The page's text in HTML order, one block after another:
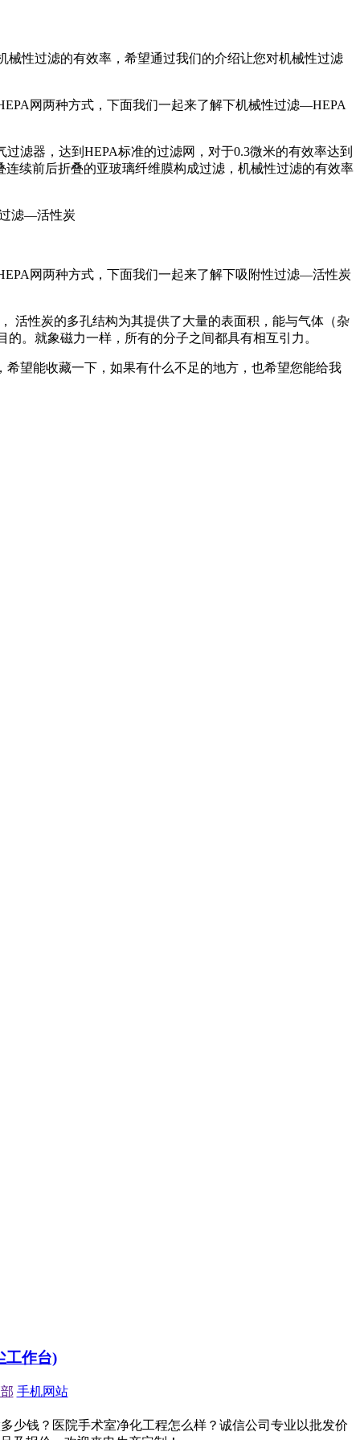
性过滤的有效率，希望通过我们的介绍让您对机械性过滤
网两种方式，下面我们一起来了解下机械性过滤—HEPA
滤器，达到HEPA标准的过滤网，对于0.3微米的有效率达到
续前后折叠的亚玻璃纤维膜构成过滤，机械性过滤的有效率
网两种方式，下面我们一起来了解下吸附性过滤—活性炭
性炭的多孔结构为其提供了大量的表面积，能与气体（杂
。就象磁力一样，所有的分子之间都具有相互引力。
望能收藏一下，如果有什么不足的地方，也希望您能给我
工作台)
手机网站
少钱？医院手术室净化工程怎么样？诚信公司专业以批发价